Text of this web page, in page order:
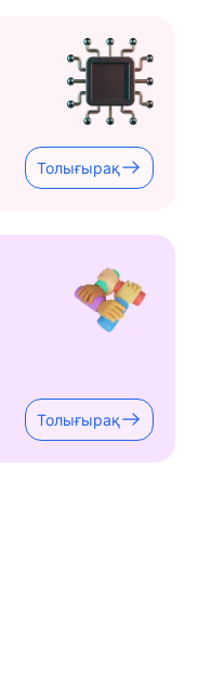
Толығырақ
Толығырақ